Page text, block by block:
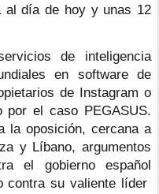
al día de hoy y unas 12
de inteligencia
en software de
de Instagram o
por el caso PEGASUS.
la oposición, cercana a
y Líbano, argumentos
el gobierno español
contra su valiente líder